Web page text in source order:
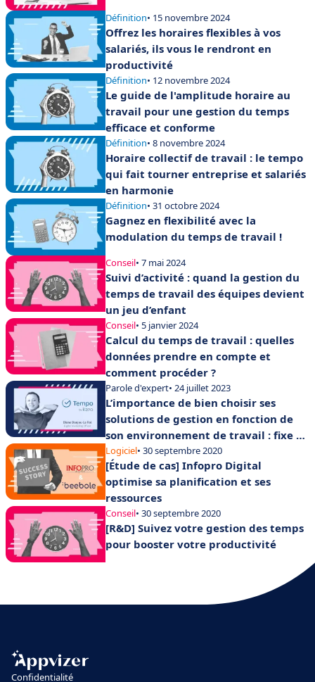
Définition• 15 novembre 2024
Offrez les horaires flexibles à vos
salariés, ils vous le rendront en
productivité
Définition• 12 novembre 2024
Le guide de l'amplitude horaire au
travail pour une gestion du temps
efficace et conforme
Définition• 8 novembre 2024
Horaire collectif de travail : le tempo
qui fait tourner entreprise et salariés
en harmonie
Définition• 31 octobre 2024
Gagnez en flexibilité avec la
modulation du temps de travail !
Conseil• 7 mai 2024
Suivi d’activité : quand la gestion du
temps de travail des équipes devient
un jeu d’enfant
Conseil• 5 janvier 2024
Calcul du temps de travail : quelles
données prendre en compte et
comment procéder ?
Parole d'expert• 24 juillet 2023
L’importance de bien choisir ses
solutions de gestion en fonction de
son environnement de travail : fixe ou
en mobilité
Logiciel• 30 septembre 2020
[Étude de cas] Infopro Digital
optimise sa planification et ses
ressources
Conseil• 30 septembre 2020
[R&D] Suivez votre gestion des temps
pour booster votre productivité
Confidentialité